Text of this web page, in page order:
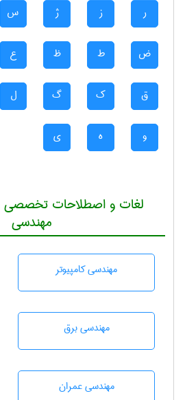
ر ز ژ س
ض ط ظ ع
ق ک گ ل
و ه ی
لغات و اصطلاحات تخصصی
مهندسی
مهندسی كامپيوتر
مهندسی برق
مهندسی عمران